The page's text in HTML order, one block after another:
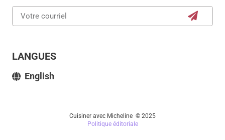
LANGUES
English
Cuisiner avec Micheline © 2025
Politique éditoriale